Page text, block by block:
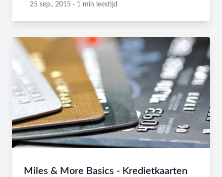
Tim Baelus
25 sep., 2015 · 1 min leestijd
Miles & More Basics - Kredietkaarten